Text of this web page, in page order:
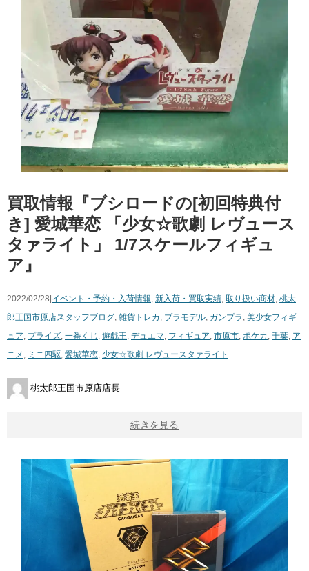
買取情報『ブシロードの[初回特典付
き] ​愛城華恋 ​「少女☆歌劇 ​レヴュース
タァライト」 ​1/7スケールフィギュ
ア』
2022/02/28| イベント・予約・入荷情報, 新入荷・買取実績, 取り扱い商材, 桃太
郎王国市原店スタッフブログ, 雑貨 トレカ , プラモデル, ガンプラ , 美少女フィギ
ュア, プライズ, 一番くじ , 遊戯王, デュエマ, フィギュア, 市原市, ポケカ , 千葉, ア
ニメ , ミニ四駆, ​愛城華恋, 少女☆歌劇 ​レヴュースタァライト
桃太郎王国市原店店長
続きを見る